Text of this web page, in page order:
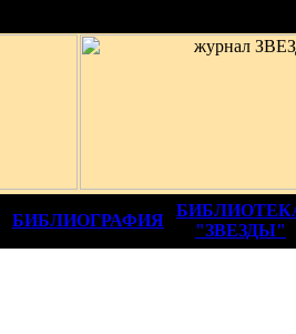
БИБЛИОГРАФИЯ
"ЗВЕЗДЫ"